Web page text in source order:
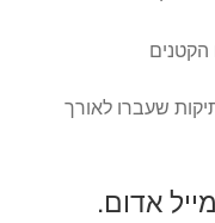
שעברו לאורך
אדום.